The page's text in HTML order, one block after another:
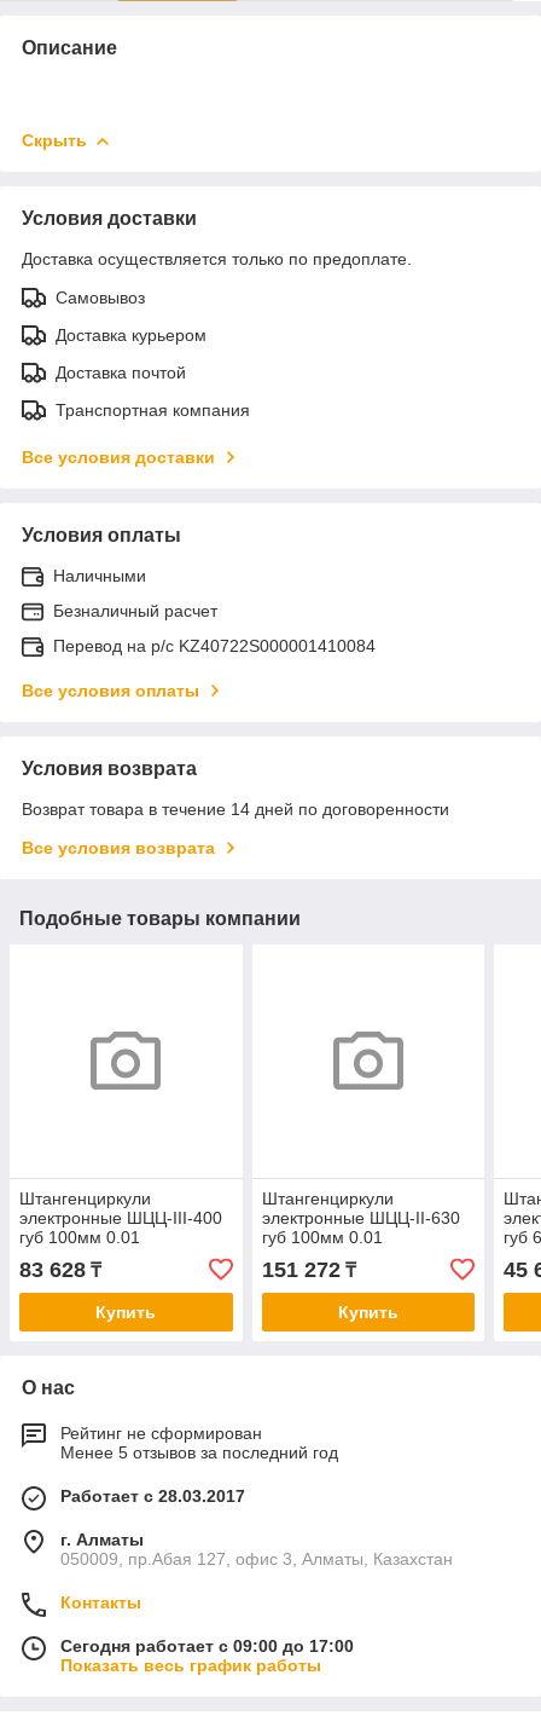
Описание
Скрыть
Условия доставки
Доставка осуществляется только по предоплате.
Самовывоз
Доставка курьером
Доставка почтой
Транспортная компания
Все условия доставки
Условия оплаты
Наличными
Безналичный расчет
Перевод на р/с KZ40722S000001410084
Все условия оплаты
Условия возврата
Возврат товара в течение 14 дней по договоренности
Все условия возврата
Подобные товары компании
Штангенциркули
электронные ШЦЦ-III-400
губ 100мм 0.01
83 628 ₸
Купить
Штангенциркули
электронные ШЦЦ-II-630
губ 100мм 0.01
151 272₸
Купить
губ
45
О нас
Рейтинг не сформирован
Менее 5 отзывов за последний год
Работает с 28.03.2017
г. Алматы
050009, пр.Абая 127, офис 3, Алматы, Казахстан
Контакты
Сегодня работает с 09:00 до 17:00
Показать весь график работы